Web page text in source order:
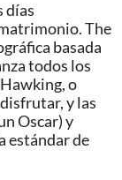
días
The
basada
todos los
o
y las
Oscar) y
estándar de